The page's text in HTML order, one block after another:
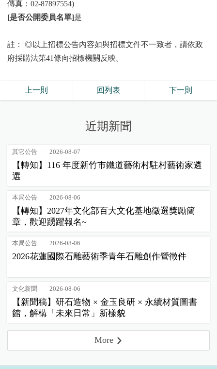
傳真：02-87897554)
[是否公開委員名單]是
註： ◎以上招標公告內容如與招標文件不一致者，請依政
府採購法第41條向招標機關反映。
上一則 回列表 下一則
近期新聞
其它公告 2026-08-07
【轉知】116 年度新竹市鐵道藝術村駐村藝術家遴
選
本局公告 2026-08-06
【轉知】2027年文化部百大文化基地徵選獎勵簡
章，歡迎踴躍報名~
本局公告 2026-08-06
2026花蓮國際石雕藝術季青年石雕創作營徵件
文化新聞 2026-08-06
【新聞稿】研石造物 × 金玉良研 × 永續材質圖書
館，解構「未來日常」新樣貌
More